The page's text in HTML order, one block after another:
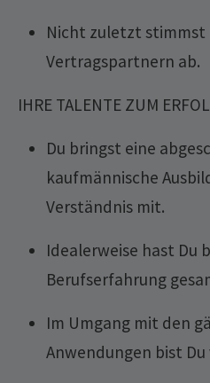
Nicht zuletzt stimmst
Vertragspartnern ab.
IHRE TALENTE ZUM
Du bringst eine
kaufmännische
Verständnis mit.
Idealerweise hast Du
Berufserfahrung
Im Umgang mit den
Anwendungen bist